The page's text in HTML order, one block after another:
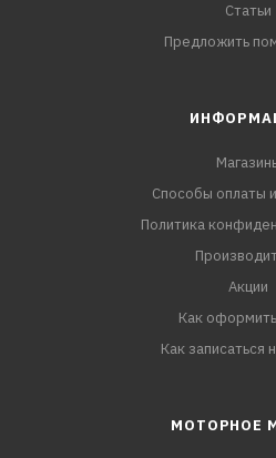
Статьи
Предложить
Способы оплаты
Политика
Акции
Как
Как записаться
МОТОРНОЕ